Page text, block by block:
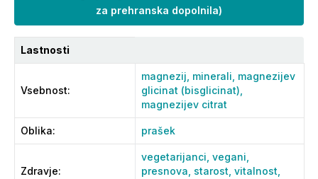
za prehranska dopolnila)
Lastnosti
Vsebnost:
magnezij, minerali, magnezijev
glicinat (bisglicinat),
magnezijev citrat
Oblika: prašek
Zdravje:
vegetarijanci, vegani,
presnova, starost, vitalnost,